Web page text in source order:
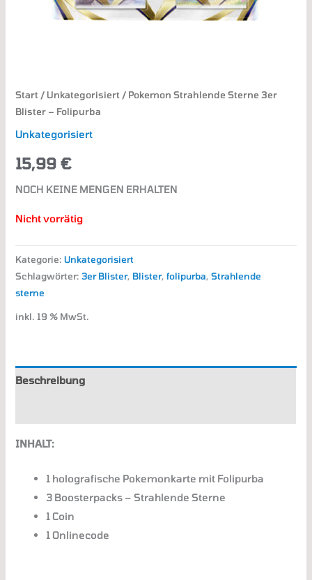
Start / Unkategorisiert / Pokemon Strahlende Sterne 3er
Blister – Folipurba
Unkategorisiert
15,99 €
NOCH KEINE MENGEN ERHALTEN
Nicht vorrätig
Kategorie:Unkategorisiert
Schlagwörter:3er Blister, Blister,folipurba,Strahlende
sterne
inkl. 19 % MwSt.
Beschreibung
INHALT:
1 holografische Pokemonkarte mit Folipurba
3 Boosterpacks – Strahlende Sterne
1 Coin
1 Onlinecode